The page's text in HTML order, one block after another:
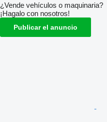
¿Vende vehículos o maquinaria?
¡Hagalo con nosotros!
Publicar el anuncio